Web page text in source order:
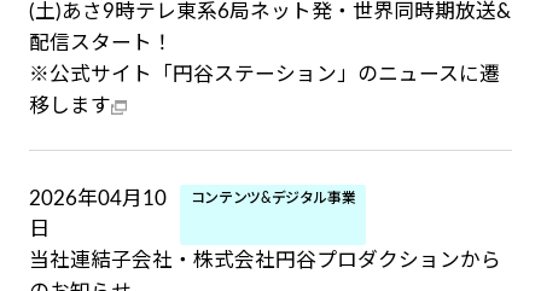
(土)あさ9時テレ東系6局ネット発・世界同時期放送&
配信スタート！
※公式サイト「円谷ステーション」のニュースに遷
移します
2026年04月10
日
コンテンツ&デジタル事業
当社連結子会社・株式会社円谷プロダクションから